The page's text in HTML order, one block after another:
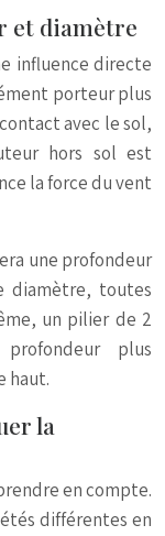
et diamètre
influence directe
porteur plus
avec le sol,
hors sol est
la force du vent
une profondeur
diamètre, toutes
un pilier de 2
plus
haut.
la
en compte.
différentes en